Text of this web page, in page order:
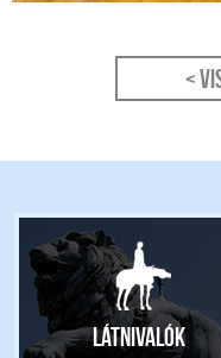
<
Látnivalók